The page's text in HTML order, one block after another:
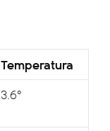
Temperatura
3.6°